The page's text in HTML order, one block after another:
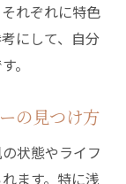
ステの選び
改善を実感
の魅力
れぞれに特色
にして、自分
。
の見つけ方
状態やライフ
ます。特に浅